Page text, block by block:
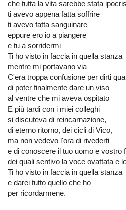
che tutta la vita sarebbe stata
ti avevo appena fatta soffrire
ti avevo fatta sanguinare
eppure ero io a piangere
e tu a sorridermi
Ti ho visto in faccia in quella stanza
mentre mi portavano via
C'era troppa confusione per dirti
di poter finalmente dare un viso
al ventre che mi aveva ospitato
E più tardi con i miei colleghi
si discuteva di reincarnazione,
di eterno ritorno, dei cicli di Vico,
ma non vedevo l'ora di rivederti
e di conoscere il tuo uomo e vostro
dei quali sentivo la voce ovattata e
Ti ho visto in faccia in quella stanza
e darei tutto quello che ho
per ricordarmene.